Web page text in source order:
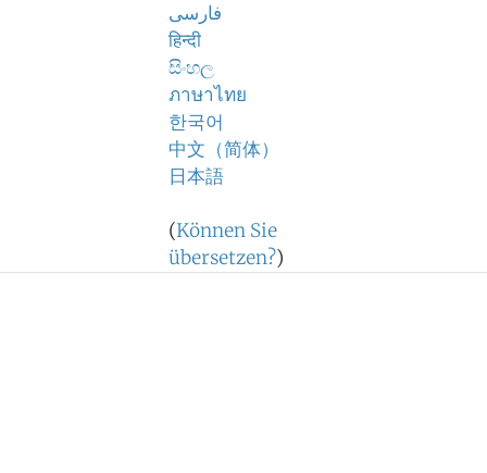
فارسی
हिन्दी
සිංහල
ภาษาไทย
한국어
中文（简体）
日本語
(Können Sie
übersetzen?)